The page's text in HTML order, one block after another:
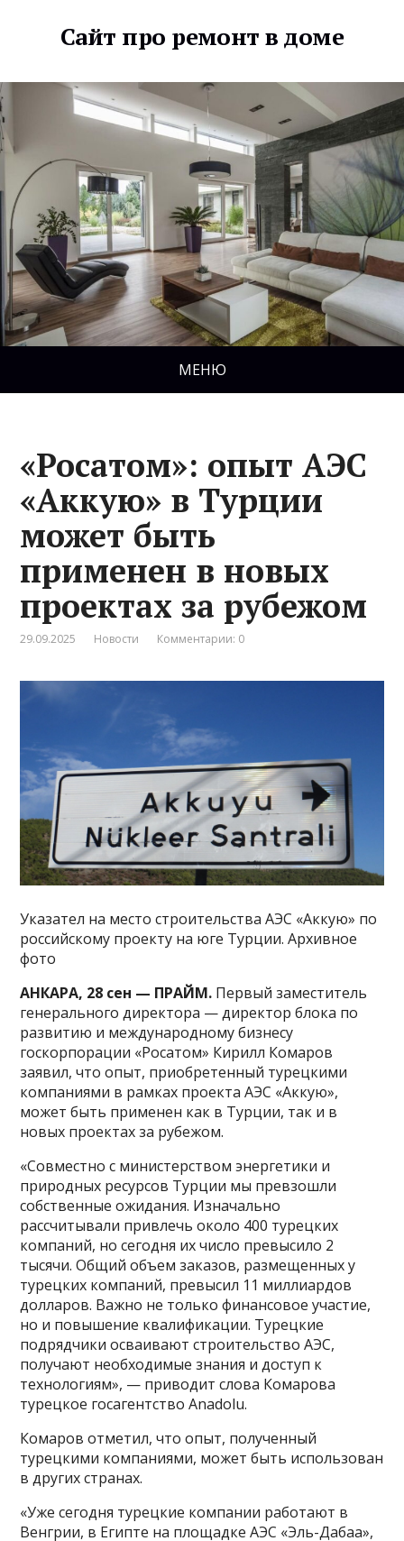
Сайт про ремонт в доме
МЕНЮ
«Росатом»: опыт АЭС
«Аккую» в Турции
может быть
применен в новых
проектах за рубежом
29.09.2025 Новости Комментарии: 0
Указател на место строительства АЭС «Аккую» по
российскому проекту на юге Турции. Архивное
фото
АНКАРА, 28 сен — ПРАЙМ. Первый заместитель
генерального директора — директор блока по
развитию и международному бизнесу
госкорпорации «Росатом» Кирилл Комаров
заявил, что опыт, приобретенный турецкими
компаниями в рамках проекта АЭС «Аккую»,
может быть применен как в Турции, так и в
новых проектах за рубежом.
«Совместно с министерством энергетики и
природных ресурсов Турции мы превзошли
собственные ожидания. Изначально
рассчитывали привлечь около 400 турецких
компаний, но сегодня их число превысило 2
тысячи. Общий объем заказов, размещенных у
турецких компаний, превысил 11 миллиардов
долларов. Важно не только финансовое участие,
но и повышение квалификации. Турецкие
подрядчики осваивают строительство АЭС,
получают необходимые знания и доступ к
технологиям», — приводит слова Комарова
турецкое госагентство Anadolu.
Комаров отметил, что опыт, полученный
турецкими компаниями, может быть использован
в других странах.
«Уже сегодня турецкие компании работают в
Венгрии, в Египте на площадке АЭС «Эль-Дабаа»,